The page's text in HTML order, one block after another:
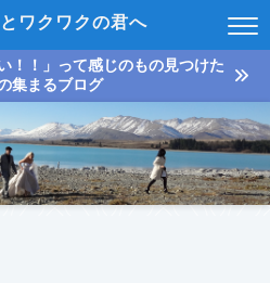
ワクワクの君へ
！！」って感じのもの見つけた
集まるブログ